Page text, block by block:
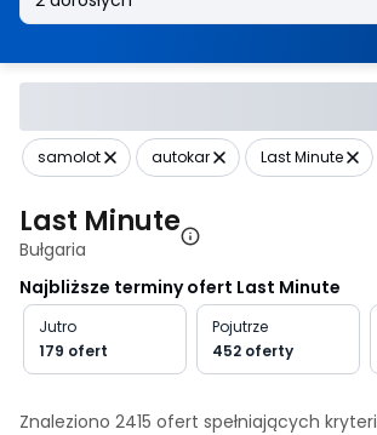
Last Minute
Bułgaria
samolot autokar Last Minute
Najbliższe terminy ofert Last Minute
Jutro
179 ofert
Pojutrze
452 oferty
Znaleziono 2415 ofert spełniających